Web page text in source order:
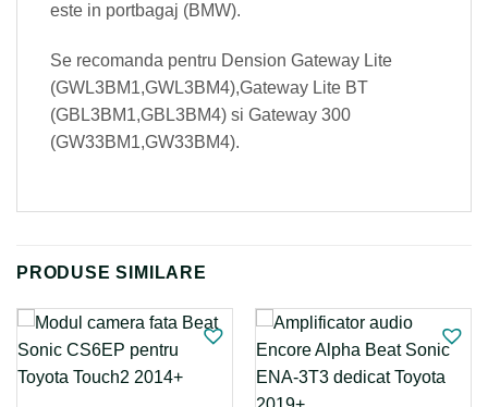
este in portbagaj (BMW).
Se recomanda pentru Dension Gateway Lite
(GWL3BM1,GWL3BM4),Gateway Lite BT
(GBL3BM1,GBL3BM4) si Gateway 300
(GW33BM1,GW33BM4).
PRODUSE SIMILARE